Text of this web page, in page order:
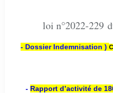
loi n°2022-229
- Dossier Indemnisation )
- Rapport d’activité de